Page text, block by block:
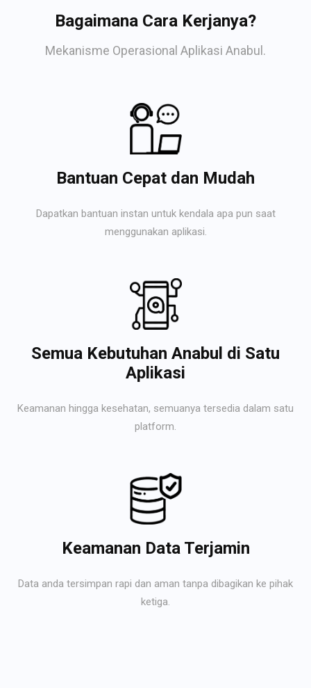
Bagaimana Cara Kerjanya?
Mekanisme Operasional Aplikasi Anabul.
Bantuan Cepat dan Mudah
Dapatkan bantuan instan untuk kendala apa pun saat
menggunakan aplikasi.
Semua Kebutuhan Anabul di Satu
Aplikasi
Keamanan hingga kesehatan, semuanya tersedia dalam satu
platform.
Keamanan Data Terjamin
Data anda tersimpan rapi dan aman tanpa dibagikan ke pihak
ketiga.